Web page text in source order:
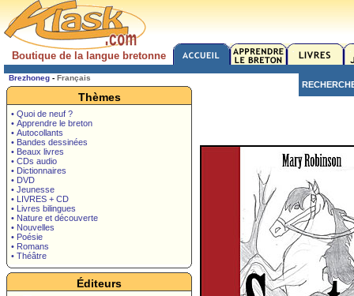
Boutique de la langue bretonne
Brezhoneg - Français
Thèmes
• Quoi de neuf ?
• Apprendre le breton
• Autocollants
• Bandes dessinées
• Beaux livres
• CDs audio
• Dictionnaires
• DVD
• Jeunesse
• LIVRES + CD
• Livres bilingues
• Nature et découverte
• Nouvelles
• Poésie
• Romans
• Théâtre
Éditeurs